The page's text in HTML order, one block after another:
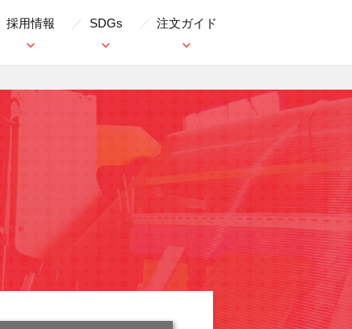
採用情報 SDGs 注文ガイド